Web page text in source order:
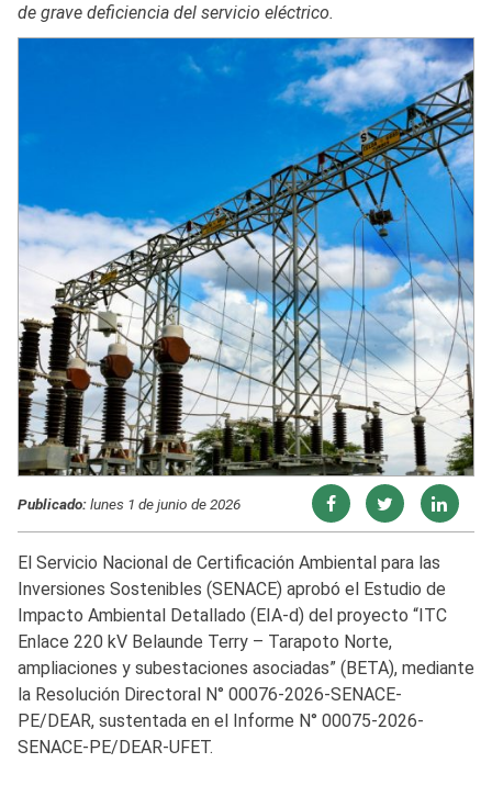
de grave deficiencia del servicio eléctrico.
Publicado:lunes 1 de junio de 2026
El Servicio Nacional de Certificación Ambiental para las
Inversiones Sostenibles (SENACE) aprobó el Estudio de
Impacto Ambiental Detallado (EIA-d) del proyecto “ITC
Enlace 220 kV Belaunde Terry – Tarapoto Norte,
ampliaciones y subestaciones asociadas” (BETA), mediante
la Resolución Directoral N° 00076-2026-SENACE-
PE/DEAR, sustentada en el Informe N° 00075-2026-
SENACE-PE/DEAR-UFET.